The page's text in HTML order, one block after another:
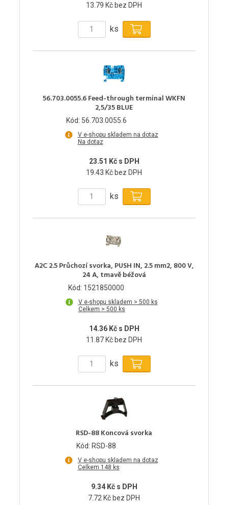
13.79 Kč bez DPH
ks
56.703.0055.6 Feed-through terminal WKFN
2,5/35 BLUE
Kód: 56.703.0055.6
V e-shopu skladem na dotaz
Na dotaz
23.51 Kč s DPH
19.43 Kč bez DPH
ks
A2C 2.5 Průchozí svorka, PUSH IN, 2.5 mm2, 800 V,
24 A, tmavě béžová
Kód: 1521850000
V e-shopu skladem > 500 ks
Celkem > 500 ks
14.36 Kč s DPH
11.87 Kč bez DPH
ks
RSD-88 Koncová svorka
Kód: RSD-88
V e-shopu skladem na dotaz
Celkem 148 ks
9.34 Kč s DPH
7.72 Kč bez DPH